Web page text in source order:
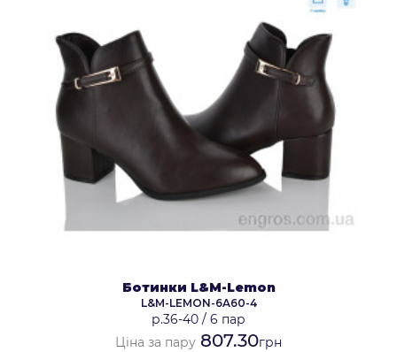
Ботинки L&M-Lemon
L&M-LEMON-6A60-4
р.36-40 / 6 пар
Ціна за пару 807.30грн